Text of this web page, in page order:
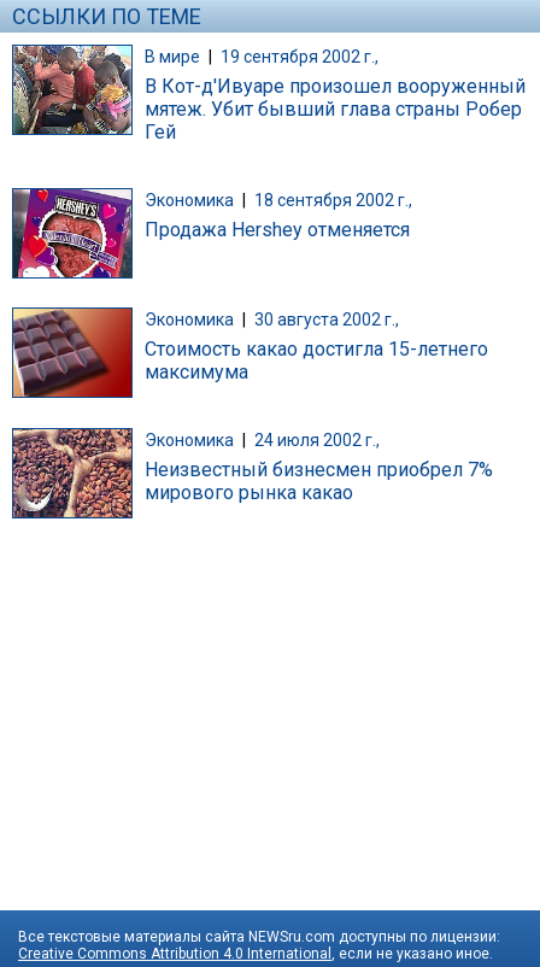
ССЫЛКИ ПО ТЕМЕ
В мире | 19 сентября 2002 г.,
В Кот-д'Ивуаре произошел вооруженный
мятеж. Убит бывший глава страны Робер
Гей
Экономика 18 сентября 2002 г.,
Продажа Hershey отменяется
Экономика 30 августа 2002 г.,
Стоимость какао достигла 15-летнего
максимума
Экономика 24 июля 2002 г.,
Неизвестный бизнесмен приобрел 7%
мирового рынка какао
Все текстовые материалы сайта NEWSru.com доступны по лицензии:
Creative Commons Attribution 4.0 International , если не указано иное.